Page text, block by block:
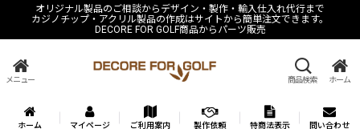
オリジナル製品のご相談からデザイン・製作・輸入仕入れ代行まで
カジノチップ・アクリル製品の作成はサイトから簡単注文できます。
DECORE FOR GOLF商品からパーツ販売
メニュー 商品検索 ホーム
ホーム マイページ ご利用案内 製作依頼 特商法表示 問い合わせ